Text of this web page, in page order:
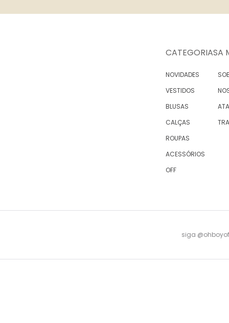
CATEGORIAS
NOVIDADES
VESTIDOS
BLUSAS
CALÇAS
ROUPAS
ACESSÓRIOS
OFF
A
siga